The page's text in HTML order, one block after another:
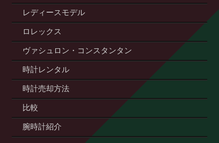
レディースモデル
ロレックス
ヴァシュロン・コンスタンタン
時計レンタル
時計売却方法
比較
腕時計紹介